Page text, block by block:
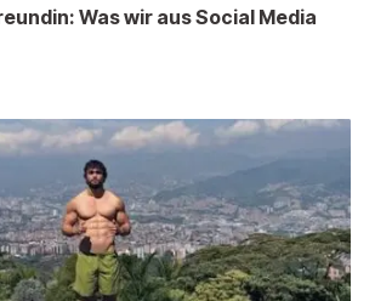
Was wir aus Social Media